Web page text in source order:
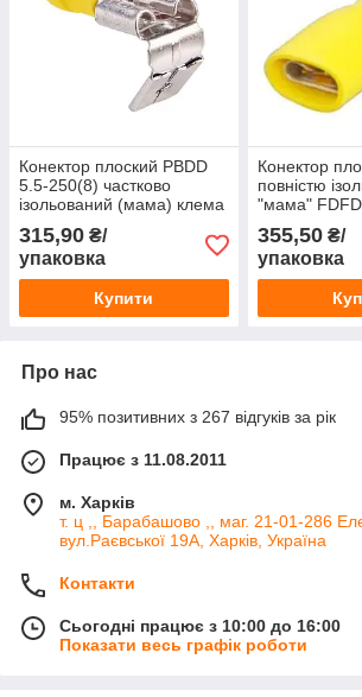
Конектор плоский PBDD
5.5-250(8) частково
ізольований (мама) клема
проводів
315,90 ₴/
упаковка
Купити
Конектор
повністю
"мама"
355,50₴/
упаковка
Про нас
95% позитивних з 267 відгуків за рік
Працює з 11.08.2011
м. Харків
т. ц ,, Барабашово ,, маг. 21-01-286
вул.Раєвської 19А, Харків, Україна
Контакти
Сьогодні працює з 10:00 до 16:00
Показати весь графік роботи